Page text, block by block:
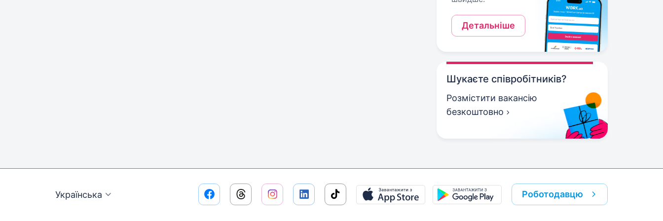
Детальніше
Шукаєте співробітників?
Розмістити вакансію
безкоштовно
Українська Роботодавцю